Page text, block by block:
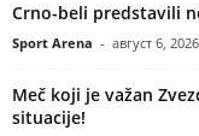
Crno-beli predstavili
Sport Arena - август 6, 2026
Meč koji je važan
situacije!